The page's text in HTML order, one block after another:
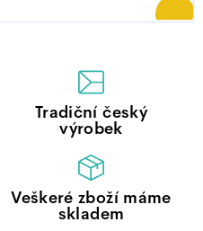
Tradiční český
výrobek
Veškeré zboží máme
skladem